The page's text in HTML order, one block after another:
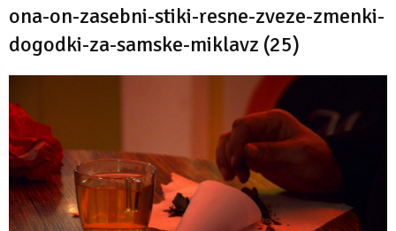
ona-on-zasebni-stiki-resne-zveze-zmenki-
dogodki-za-samske-miklavz (25)